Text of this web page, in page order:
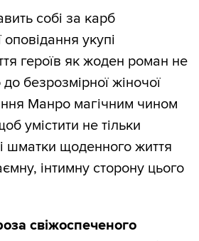
собі за карб
укупі
героїв як жоден роман не
безрозмірної жіночої
Манро магічним чином
умістити не тільки
і шматки щоденного життя
інтимну сторону цього
свіжоспеченого